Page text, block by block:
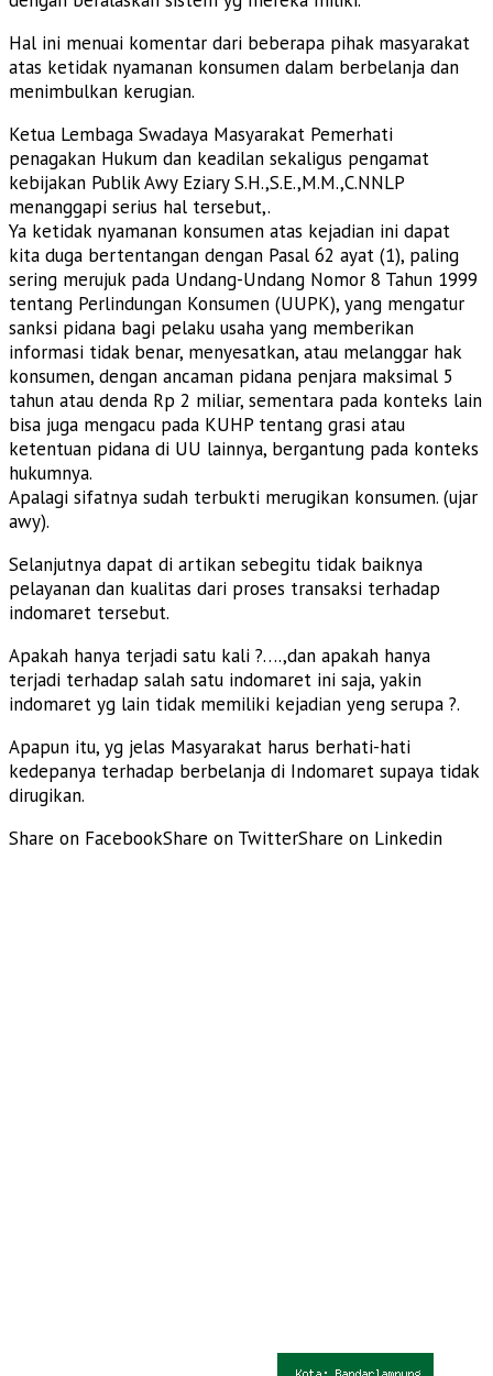
Hal ini menuai komentar dari beberapa pihak masyarakat
atas ketidak nyamanan konsumen dalam berbelanja dan
menimbulkan kerugian.
Ketua Lembaga Swadaya Masyarakat Pemerhati
penagakan Hukum dan keadilan sekaligus pengamat
kebijakan Publik Awy Eziary S.H.,S.E.,M.M.,C.NNLP
menanggapi serius hal tersebut,.
Ya ketidak nyamanan konsumen atas kejadian ini dapat
kita duga bertentangan dengan Pasal 62 ayat (1), paling
sering merujuk pada Undang-Undang Nomor 8 Tahun 1999
tentang Perlindungan Konsumen (UUPK), yang mengatur
sanksi pidana bagi pelaku usaha yang memberikan
informasi tidak benar, menyesatkan, atau melanggar hak
konsumen, dengan ancaman pidana penjara maksimal 5
tahun atau denda Rp 2 miliar, sementara pada konteks lain
bisa juga mengacu pada KUHP tentang grasi atau
ketentuan pidana di UU lainnya, bergantung pada konteks
hukumnya.
Apalagi sifatnya sudah terbukti merugikan konsumen. (ujar
awy).
Selanjutnya dapat di artikan sebegitu tidak baiknya
pelayanan dan kualitas dari proses transaksi terhadap
indomaret tersebut.
Apakah hanya terjadi satu kali ?….,dan apakah hanya
terjadi terhadap salah satu indomaret ini saja, yakin
indomaret yg lain tidak memiliki kejadian yeng serupa ?.
Apapun itu, yg jelas Masyarakat harus berhati-hati
kedepanya terhadap berbelanja di Indomaret supaya tidak
dirugikan.
Share on FacebookShare on TwitterShare on Linkedin